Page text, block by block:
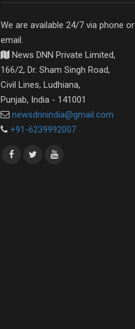
We are available 24/7 via phone or
email.
News DNN Private Limited,
166/2, Dr. Sham Singh Road,
Civil Lines, Ludhiana,
Punjab, India - 141001
newsdnnindia@gmail.com
+91-6239992007